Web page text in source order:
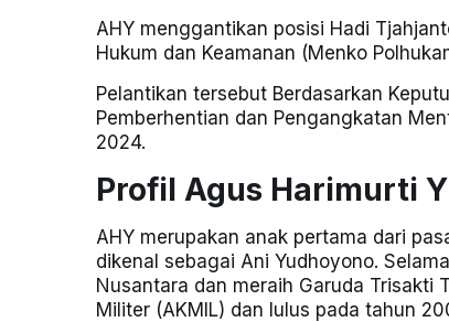
AHY menggantikan posisi Hadi
Hukum dan Keamanan (Menko
Pelantikan tersebut Berdasarkan
Pemberhentian dan Pengangkatan
2024.
Profil Agus Harimurti
AHY merupakan anak pertama dari
dikenal sebagai Ani Yudhoyono.
Nusantara dan meraih Garuda Trisakti
Militer (AKMIL) dan lulus pada tahun